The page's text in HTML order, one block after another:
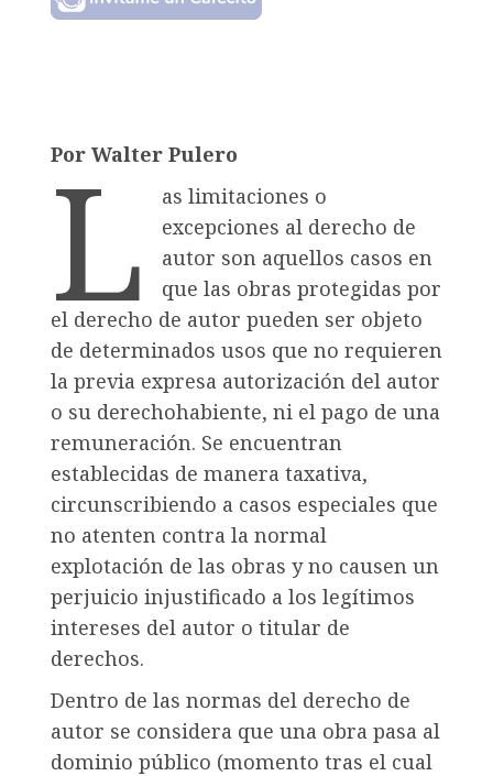
Por Walter Pulero
L
as limitaciones o
excepciones al derecho de
autor son aquellos casos en
que las obras protegidas por
el derecho de autor pueden ser objeto
de determinados usos que no requieren
la previa expresa autorización del autor
o su derechohabiente, ni el pago de una
remuneración. Se encuentran
establecidas de manera taxativa,
circunscribiendo a casos especiales que
no atenten contra la normal
explotación de las obras y no causen un
perjuicio injustificado a los legítimos
intereses del autor o titular de
derechos.
Dentro de las normas del derecho de
autor se considera que una obra pasa al
dominio público (momento tras el cual